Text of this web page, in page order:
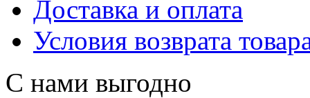
Доставка и оплата
Условия возврата
С нами выгодно